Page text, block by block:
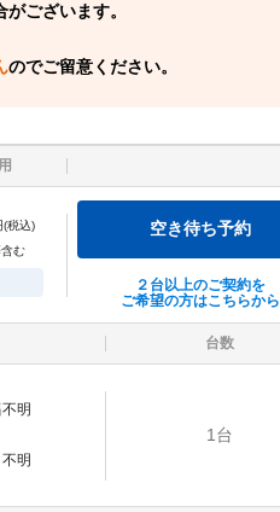
ございます。
のでご留意ください。
(税込)
む
空き待ち予約
２台以上のご契約を
ご希望の方はこちらから
台数
不明
不明
1 台